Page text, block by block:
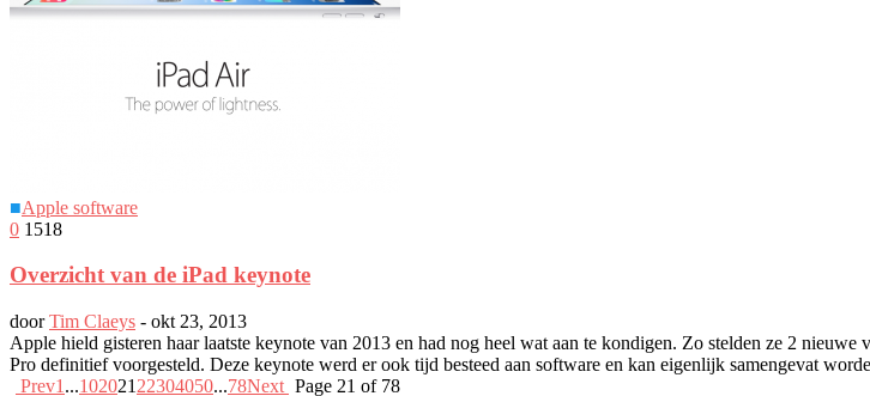
■Apple software
0 1518
Overzicht van de iPad keynote
doorTim Claeys - okt 23, 2013
Apple hield gisteren haar laatste keynote van 2013 en had nog heel wat aan te kondigen. Zo stelden ze 2
Pro definitief voorgesteld. Deze keynote werd er ook tijd besteed aan software en kan eigenlijk samengevat
Prev1 ...102021 22304050...78Next Page 21 of 78